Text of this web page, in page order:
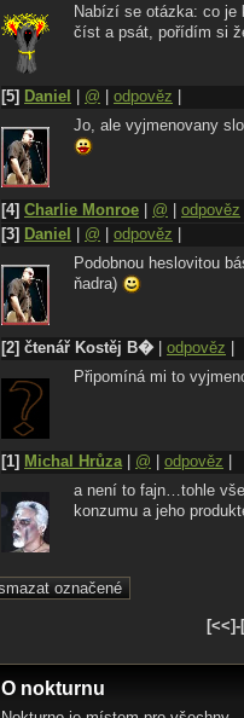
Nabízí se otázka: co je
číst a psát, pořídím si
[5] Daniel @ odpověz
Jo, ale vyjmenovany
[4] Charlie Monroe @ odpověz
[3] Daniel @ odpověz
Podobnou heslovitou
ňadra)
[2] čtenář Kostěj B�| odpověz
Připomíná mi to
[1] Michal Hrůza @ odpověz
a není to fajn…tohle
konzumu a jeho
[<<]-
O nokturnu